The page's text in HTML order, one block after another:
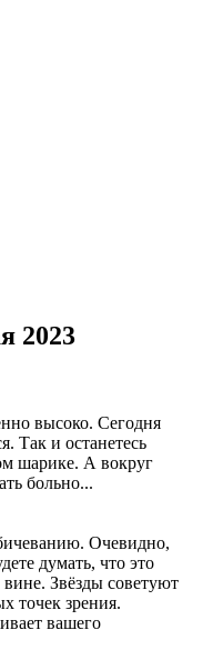
2023
высоко. Сегодня
Так и останетесь
шарике. А вокруг
больно...
Очевидно,
думать, что это
Звёзды советуют
точек зрения.
вашего